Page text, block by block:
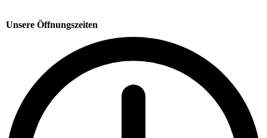
Unsere Öffnungszeiten